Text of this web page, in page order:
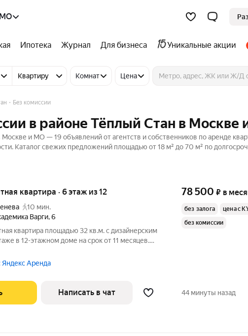
МО
Ипотека Журнал Для бизнеса Уникальные акции
Квартиру Комнат Цена
Без комиссии
в районе Тёплый Стан в Москве
и МО — 19 объявлений от агентств и собственников по аренде
Каталог свежих предложений площадью от 18 м² до 70 м² по
квартира · 6 этаж из 12
10 мин.
Варги,6
квартира площадью 32 кв.м. с дизайнерским
в 12-этажном доме на срок от 11 месяцев.
Яндекс Аренда
78 500 ₽ в
без залога
цена с
без комиссии
Написать в чат 44 минуты назад